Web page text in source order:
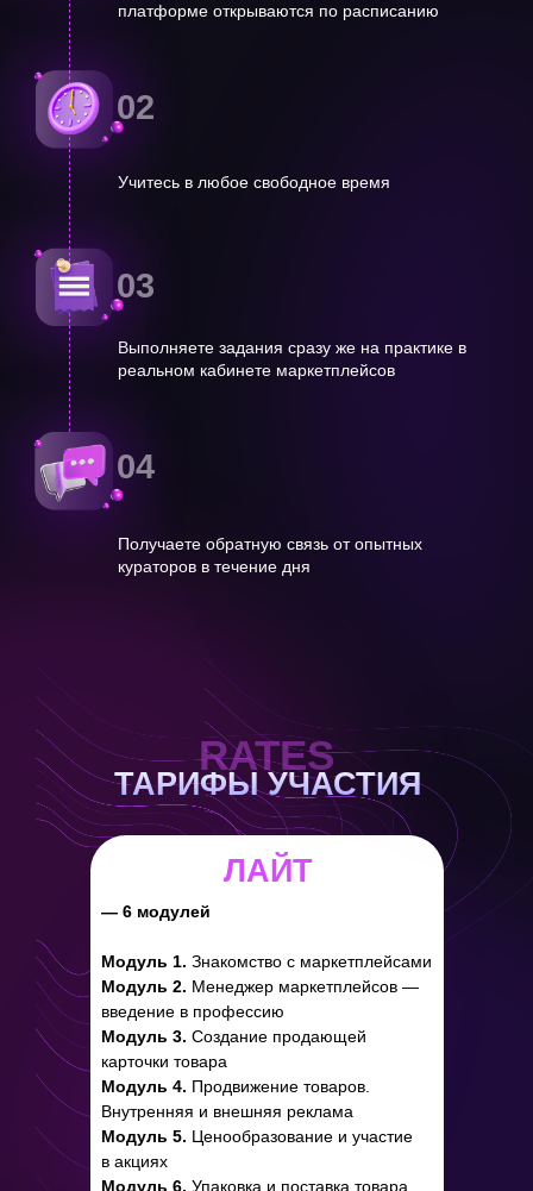
ЛАЙТ
— 6 модулей
Модуль 1. Знакомство с маркетплейсами
Модуль 2. Менеджер маркетплейсов —
введение в профессию
Модуль 3. Создание продающей
карточки товара
Модуль 4. Продвижение товаров.
Внутренняя и внешняя реклама
Модуль 5. Ценообразование и участие
в акциях
Модуль 6. Упаковка и поставка товара
RATES
ТАРИФЫ УЧАСТИЯ